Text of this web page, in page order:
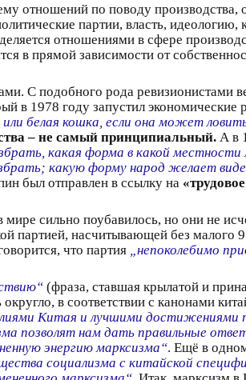
отношений по поводу производства,
партии, власть, идеологию,
отношениями в сфере
в прямой зависимости от
С подобного рода ревизионистами
в 1978 году запустил экономические
или белая кошка, если она может
– не самый принципиальный. А в
какая форма в какой
какую форму народ желает
был отправлен в ссылку на «трудовое
сильно поубавилось, но они не
партией, насчитывающей без малого
что партия
„непоколебимо
(фраза, ставшая крылатой и
в соответствии с канонами
Китая и лучшими достижениями
позволят нам дать правильные
энергию марксизма“. Ещё в
социализма с китайской